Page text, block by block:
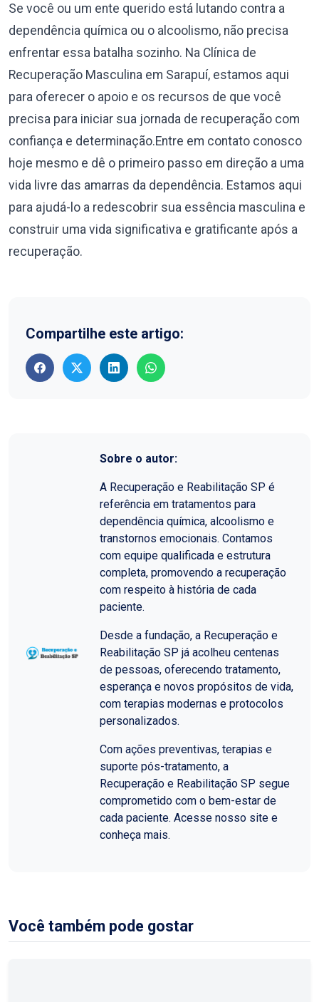
Se você ou um ente querido está lutando contra a
dependência química ou o alcoolismo, não precisa
enfrentar essa batalha sozinho. Na Clínica de
Recuperação Masculina em Sarapuí, estamos aqui
para oferecer o apoio e os recursos de que você
precisa para iniciar sua jornada de recuperação com
confiança e determinação.Entre em contato conosco
hoje mesmo e dê o primeiro passo em direção a uma
vida livre das amarras da dependência. Estamos aqui
para ajudá-lo a redescobrir sua essência masculina e
construir uma vida significativa e gratificante após a
recuperação.
Compartilhe este artigo:
Sobre o autor:
A Recuperação e Reabilitação SP é
referência em tratamentos para
dependência química, alcoolismo e
transtornos emocionais. Contamos
com equipe qualificada e estrutura
completa, promovendo a recuperação
com respeito à história de cada
paciente.
Desde a fundação, a Recuperação e
Reabilitação SP já acolheu centenas
de pessoas, oferecendo tratamento,
esperança e novos propósitos de vida,
com terapias modernas e protocolos
personalizados.
Com ações preventivas, terapias e
suporte pós-tratamento, a
Recuperação e Reabilitação SP segue
comprometido com o bem-estar de
cada paciente. Acesse nosso site e
conheça mais.
Você também pode gostar